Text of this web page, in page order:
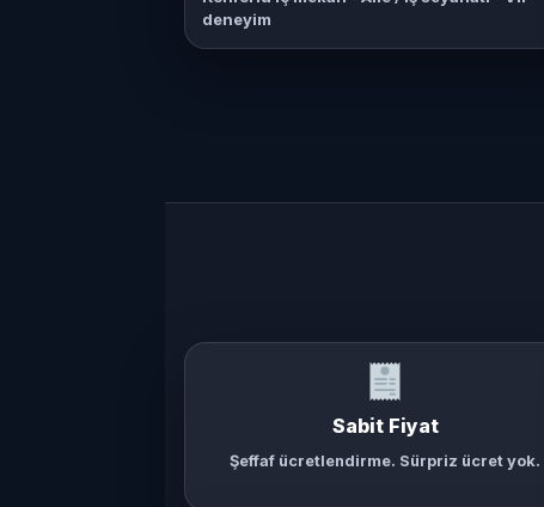
deneyim
Sabit Fiyat
Şeffaf ücretlendirme. Sürpriz ücret yok.